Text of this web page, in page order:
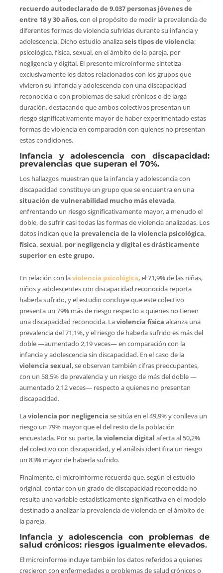
recuerdo autodeclarado de 9.037 personas jóvenes de
entre 18 y 30 años, con el propósito de medir la prevalencia de
diferentes formas de violencia sufridas durante su infancia y
adolescencia. Dicho estudio analizaseis tipos de violencia:
psicológica, física, sexual, en el ámbito de la pareja, por
negligencia y digital. El presente microinforme sintetiza
exclusivamente los datos relacionados con los grupos que
vivieron su infancia y adolescencia con una discapacidad
reconocida o con problemas de salud crónicos o de larga
duración, destacando que ambos colectivos presentan un
riesgo significativamente mayor de haber experimentado estas
formas de violencia en comparación con quienes no presentan
estas condiciones.
Infancia y adolescencia con discapacidad:
prevalencias que superan el 70%.
Los hallazgos muestran que la infancia y adolescencia con
discapacidad constituye un grupo que se encuentra en una
situación de vulnerabilidad mucho más elevada,
enfrentando un riesgo significativamente mayor, a menudo el
doble, de sufrir casi todas las formas de violencia analizadas. Los
datos indican que la prevalencia de la violencia psicológica,
física, sexual, por negligencia y digital es drásticamente
superior en este grupo.
En relación con laviolencia psicológica, el 71,9% de las niñas,
niños y adolescentes con discapacidad reconocida reporta
haberla sufrido, y el estudio concluye que este colectivo
presenta un 79% más de riesgo respecto a quienes no tienen
una discapacidad reconocida. Laviolencia física alcanza una
prevalencia del 71,1%, y el riesgo de haberla sufrido es más del
doble —aumentado 2,19 veces— en comparación con la
infancia y adolescencia sin discapacidad. En el caso de la
violencia sexual, se observan también cifras preocupantes,
con un 58,5% de prevalencia y un riesgo de más del doble —
aumentado 2,12 veces— respecto a quienes no presentan
discapacidad.
Laviolencia por negligencia se sitúa en el 49,9% y conlleva un
riesgo un 79% mayor que el del resto de la población
encuestada. Por su parte, la violencia digital afecta al 50,2%
del colectivo con discapacidad, y el análisis identifica un riesgo
un 83% mayor de haberla sufrido.
Finalmente, el microinforme recuerda que, según el estudio
original, contar con un grado de discapacidad reconocida no
resulta una variable estadísticamente significativa en el modelo
destinado a analizar la prevalencia de violencia en el ámbito de
la pareja.
Infancia y adolescencia con problemas de
salud crónicos: riesgos igualmente elevados.
El microinforme incluye también los datos referidos a quienes
crecieron con enfermedades o problemas de salud crónicos o